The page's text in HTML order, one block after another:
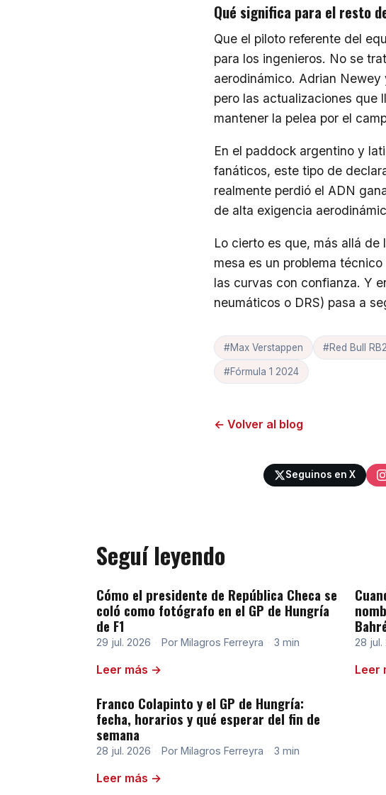
Qué significa para el resto
Que el piloto referente del
para los ingenieros. No se
aerodinámico. Adrian
pero las actualizaciones que
mantener la pelea por el
En el paddock argentino y
fanáticos, este tipo de
realmente perdió el ADN
de alta exigencia
Lo cierto es que, más allá de
mesa es un problema
las curvas con confianza. Y
neumáticos o DRS) pasa a
#Max Verstappen #Red Bull
#Fórmula 1 2024
← Volver al blog
Seguinos en X
Seguí leyendo
Cómo el presidente de República Checa se
coló como fotógrafo en el GP de Hungría
de F1
29 jul. 2026 · Por Milagros Ferreyra · 3 min
Leer más →
28 jul.
Leer
Franco Colapinto y el GP de Hungría:
fecha, horarios y qué esperar del fin de
semana
28 jul. 2026 · Por Milagros Ferreyra · 3 min
Leer más →